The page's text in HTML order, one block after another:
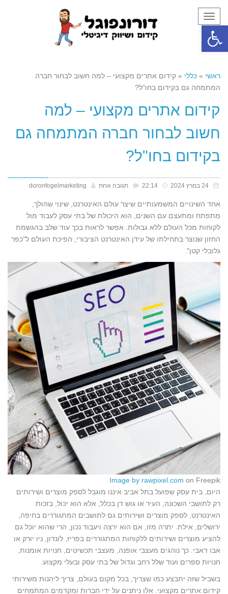
פתח סרגל נגישות
תפריט
ראשי » כללי » קידום אתרים מקצועי – למה חשוב לבחור חברה
המתמחה גם בקידום בחו"ל?
קידום אתרים מקצועי – למה
חשוב לבחור חברה המתמחה גם
בקידום בחו"ל?
תגובה אחת doronfogelmarketing
אחד השינויים המשמעותיים שיצר עולם האינטרנט, שינוי שהולך,
מתפתח ומתעצם עם השנים, הוא היכולת של בתי עסק לעבוד מול
לקוחות מכל העולם ללא גבולות. אפשר לראות בכך עוד שלב בהגשמת
החזון שנוצר בתחילתו של עידן האינטרנט הציבורי, הפיכת העולם ל"כפר
גלובלי קטן".
Image by rawpixel.com on Freepik
היום, בית עסק שפועל בתל אביב איננו מוגבל לספק מוצרים ושירותים
רק לתושבי השכונה, העיר או גוש דן בכלל, אלא הוא יכול, בזכות
האינטרנט, לספק מוצרים ושירותים גם לתושבים המתגוררים בחיפה,
ירושלים, אילת. יתרה מזו, אם הוא ירצה ויעבוד נכון, הרי שהוא יוכל גם
להציע מוצרים ושירותים ללקוחות המתגוררים בפריז, לונדון, ניו יורק או
אבו דאבי. כך נוהגים מעצבי אופנה, מעצבי תכשיטים, חנויות אומנות,
חנויות ספרים ועוד שלל רחב וגדול של בתי עסק ובעלי מקצוע.
בשביל שזה יתבצע כמו שצריך, בכל מקום בעולם, צריך ליהנות משירותי
קידום אתרים מקצועי. אלו ניתנים על ידי חברות ומקדמים המתמחים